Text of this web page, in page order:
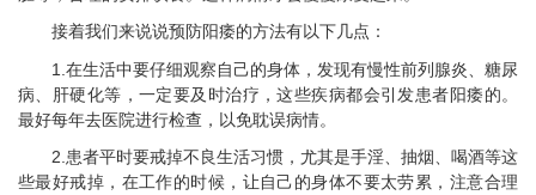
接着我们来说说预防阳痿的方法有以下几点：
1.在生活中要仔细观察自己的身体，发现有慢性前列腺炎、糖尿
病、肝硬化等，一定要及时治疗，这些疾病都会引发患者阳痿的。
最好每年去医院进行检查，以免耽误病情。
2.患者平时要戒掉不良生活习惯，尤其是手淫、抽烟、喝酒等这
些最好戒掉，在工作的时候，让自己的身体不要太劳累，注意合理